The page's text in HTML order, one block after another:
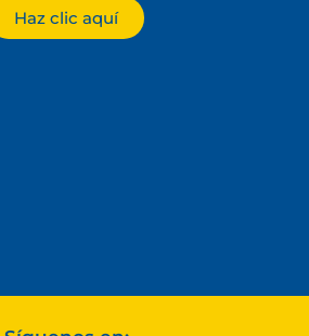
Haz clic aquí